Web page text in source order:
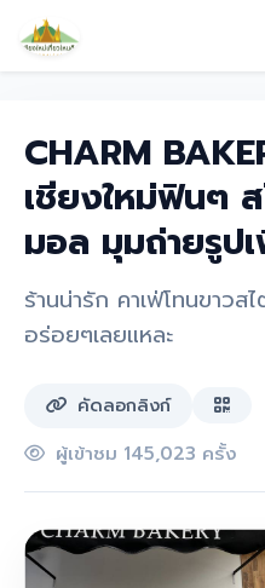
CHARM
เชียงใหม่ฟินๆ
มอล มุมถ่ายรูป
ร้านน่ารัก คาเฟ่โทนขาวส
อร่อยๆเลยแหละ
คัดลอกลิงก์
ผู้เข้าชม 145,023 ครั้ง